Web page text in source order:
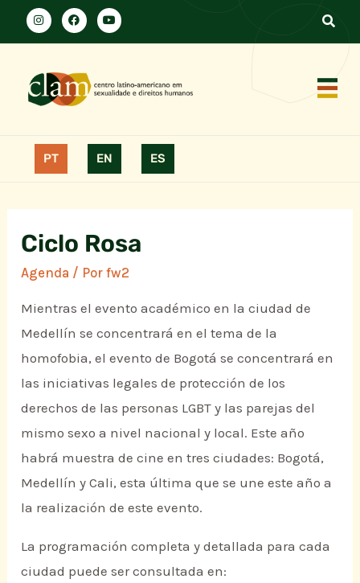
PT EN ES
Ciclo Rosa
Agenda / Porfw2
Mientras el evento académico en la ciudad de
Medellín se concentrará en el tema de la
homofobia, el evento de Bogotá se concentrará en
las iniciativas legales de protección de los
derechos de las personas LGBT y las parejas del
mismo sexo a nivel nacional y local. Este año
habrá muestra de cine en tres ciudades: Bogotá,
Medellín y Cali, esta última que se une este año a
la realización de este evento.
La programación completa y detallada para cada
ciudad puede ser consultada en: